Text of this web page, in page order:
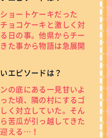
ョートケーキだった
ョコケーキと激しく対
日の事。他県からチー
た事から物語は急展開
エピソードは？
の底にある一見甘いよ
た頃、隣の村にするゴ
く対立していた。そん
苦瓜が引っ越してきた
える…！